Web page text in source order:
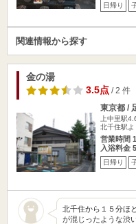
日帰り
関連情報から探す
金の湯
3.5点/ 2 件
東京都 /
上中里駅
北千住駅
営業時間
入浴料金
日帰り
北千住から１５分ほ
が混じったような渋